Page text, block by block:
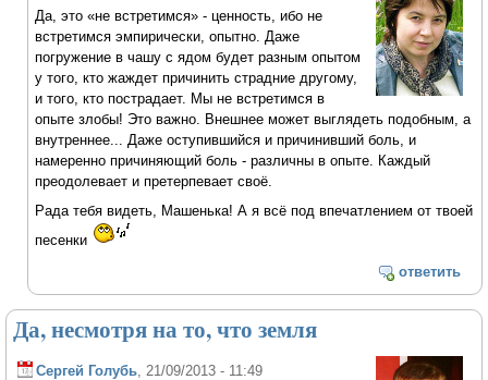
Да, это «не встретимся» - ценность, ибо не
встретимся эмпирически, опытно. Даже
погружение в чашу с ядом будет разным опытом
у того, кто жаждет причинить страдние другому,
и того, кто пострадает. Мы не встретимся в
опыте злобы! Это важно. Внешнее может выглядеть подобным, а
внутреннее... Даже оступившийся и причинивший боль, и
намеренно причиняющий боль - различны в опыте. Каждый
преодолевает и претерпевает своё.
Рада тебя видеть, Машенька! А я всё под впечатлением от твоей
песенки
ответить
Да, несмотря на то, что земля
Сергей Голубь , 21/09/2013 - 11:49